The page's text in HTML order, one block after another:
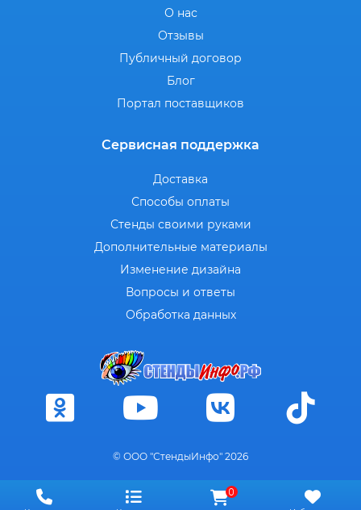
0
О нас
Отзывы
Публичный договор
Блог
Портал поставщиков
Сервисная поддержка
Доставка
Способы оплаты
Стенды своими руками
Дополнительные материалы
Изменение дизайна
Вопросы и ответы
Обработка данных
© ООО "СтендыИнфо" 2026